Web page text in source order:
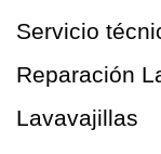
Servicio
Reparación
Lavavajillas